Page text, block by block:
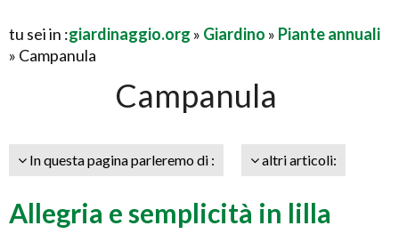
tu sei in :giardinaggio.org » Giardino » Piante annuali
» Campanula
Campanula
In questa pagina parleremo di : altri articoli:
Allegria e semplicità in lilla